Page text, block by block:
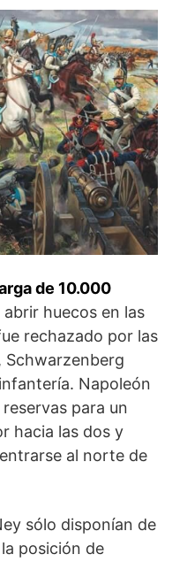
de 10.000
abrir huecos en las
rechazado por las
Schwarzenberg
Napoleón
para un
hacia las dos y
al norte de
sólo disponían de
posición de